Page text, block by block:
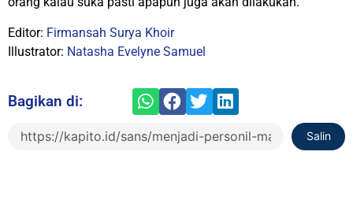
Editor: Firmansah Surya Khoir
Illustrator: Natasha Evelyne Samuel
Bagikan di:
Salin